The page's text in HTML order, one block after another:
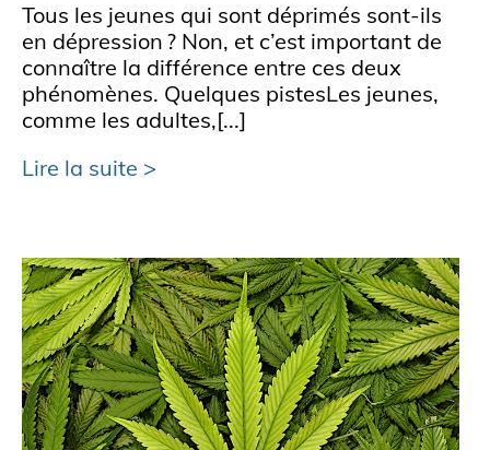
Tous les jeunes qui sont déprimés sont-ils
en dépression ? Non, et c’est important de
connaître la différence entre ces deux
phénomènes. Quelques pistesLes jeunes,
comme les adultes,[...]
Lire la suite